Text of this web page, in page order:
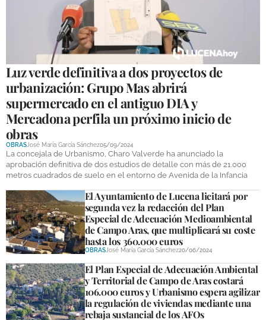
Luz verde definitiva a dos proyectos de
urbanización: Grupo Mas abrirá
supermercado en el antiguo DIA y
Mercadona perfila un próximo inicio de
obras
OBRASJosé María García Sánchez05/09/2024
La concejala de Urbanismo, Charo Valverde ha anunciado la
aprobación definitiva de dos estudios de detalle con más de 21.000
metros cuadrados de suelo en el entorno de Avenida de la Infancia
El Ayuntamiento de Lucena licitará por
segunda vez la redacción del Plan
Especial de Adecuación Medioambiental
de Campo Aras, que multiplicará su coste
hasta los 360.000 euros
OBRASJosé María García Sánchez20/06/2024
El Plan Especial de Adecuación Ambiental
y Territorial de Campo de Aras costará
106.000 euros y Urbanismo espera agilizar
la regulación de viviendas mediante una
rebaja sustancial de los AFOs